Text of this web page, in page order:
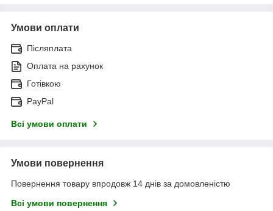
Умови оплати
Післяплата
Оплата на рахунок
Готівкою
PayPal
Всі умови оплати
Умови повернення
Повернення товару впродовж 14 днів за домовленістю
Всі умови повернення